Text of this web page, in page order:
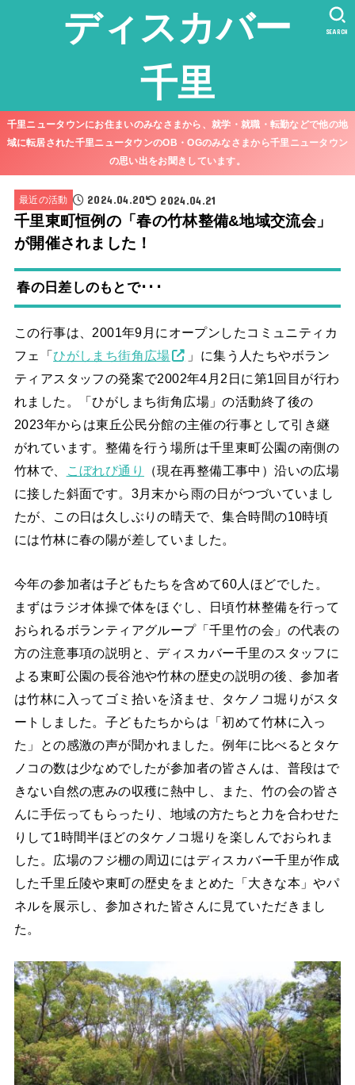
ディスカバー
千里
SEARCH
千里ニュータウンにお住まいのみなさまから、就学・就職・転勤などで他の地
域に転居された千里ニュータウンのOB・OGのみなさまから千里ニュータウン
の思い出をお聞きしています。
最近の活動 2024.04.20 2024.04.21
千里東町恒例の「春の竹林整備&地域交流会」
が開催されました！
春の日差しのもとで･･･
この行事は、2001年9月にオープンしたコミュニティカ
フェ「ひがしまち街角広場
」に集う人たちやボラン
ティアスタッフの発案で2002年4月2日に第1回目が行わ
れました。「ひがしまち街角広場」の活動終了後の
2023年からは東丘公民分館の主催の行事として引き継
がれています。整備を行う場所は千里東町公園の南側の
竹林で、
こぼれび通り
（現在再整備工事中）沿いの広場
に接した斜面です。3月末から雨の日がつづいていまし
たが、この日は久しぶりの晴天で、集合時間の10時頃
には竹林に春の陽が差していました。
今年の参加者は子どもたちを含めて60人ほどでした。
まずはラジオ体操で体をほぐし、日頃竹林整備を行って
おられるボランティアグループ「千里竹の会」の代表の
方の注意事項の説明と、ディスカバー千里のスタッフに
よる東町公園の長谷池や竹林の歴史の説明の後、参加者
は竹林に入ってゴミ拾いを済ませ、タケノコ堀りがスタ
ートしました。子どもたちからは「初めて竹林に入っ
た」との感激の声が聞かれました。例年に比べるとタケ
ノコの数は少なめでしたが参加者の皆さんは、普段はで
きない自然の恵みの収穫に熱中し、また、竹の会の皆さ
んに手伝ってもらったり、地域の方たちと力を合わせた
りして1時間半ほどのタケノコ堀りを楽しんでおられま
した。広場のフジ棚の周辺にはディスカバー千里が作成
した千里丘陵や東町の歴史をまとめた「大きな本」やパ
ネルを展示し、参加された皆さんに見ていただきまし
た。